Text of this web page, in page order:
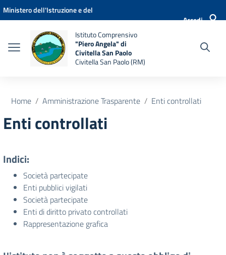
Vai ai contenuti
Vai al menu di navigazione
Vai al footer
Ministero dell'Istruzione e del
Accedi
Istituto Comprensivo
"Piero Angela" di
Civitella San Paolo
Civitella San Paolo (RM)
Home Amministrazione Trasparente Enti controllati
Enti controllati
Indici:
Società partecipate
Enti pubblici vigilati
Società partecipate
Enti di diritto privato controllati
Rappresentazione grafica